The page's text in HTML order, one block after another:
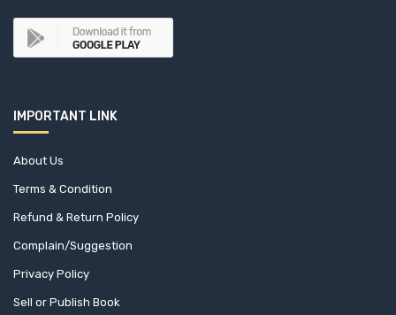
Akbar Ali Khan (3)
Akbar Haider Kiron (1)
AKM Shafi (1)
Akram Hossain (2)
Al Masud Hasanuzzaman (1)
IMPORTANT LINK
About Us
Terms & Condition
Refund & Return Policy
Complain/Suggestion
Privacy Policy
Sell or Publish Book